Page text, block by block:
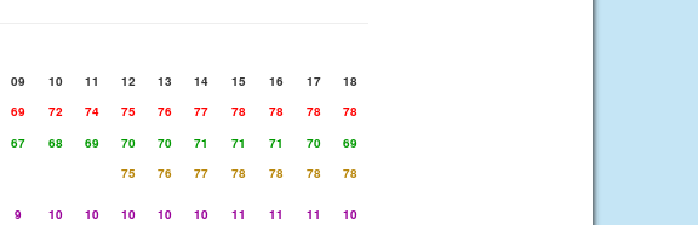
09 10 11 12 13 14 15 16 17
18
69 72 74 75 76 77 78 78 78
78
67 68 69 70 70 71 71 71 70
69
75 76 77 78 78 78
78
9 10 10 10 10 10 11 11 11
10